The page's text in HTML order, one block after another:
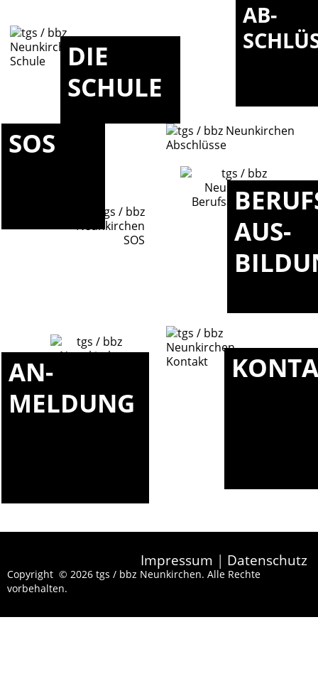
DIE
SCHULE
AB-
SOS
AUS-
AN-
MELDUNG
Copyright © 2026 tgs / bbz Neunkirchen. Alle Rechte
vorbehalten.
Impressum | Datenschutz